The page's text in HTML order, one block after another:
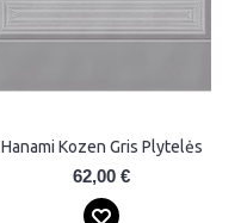
Hanami Kozen Gris Plytelės
62,00 €